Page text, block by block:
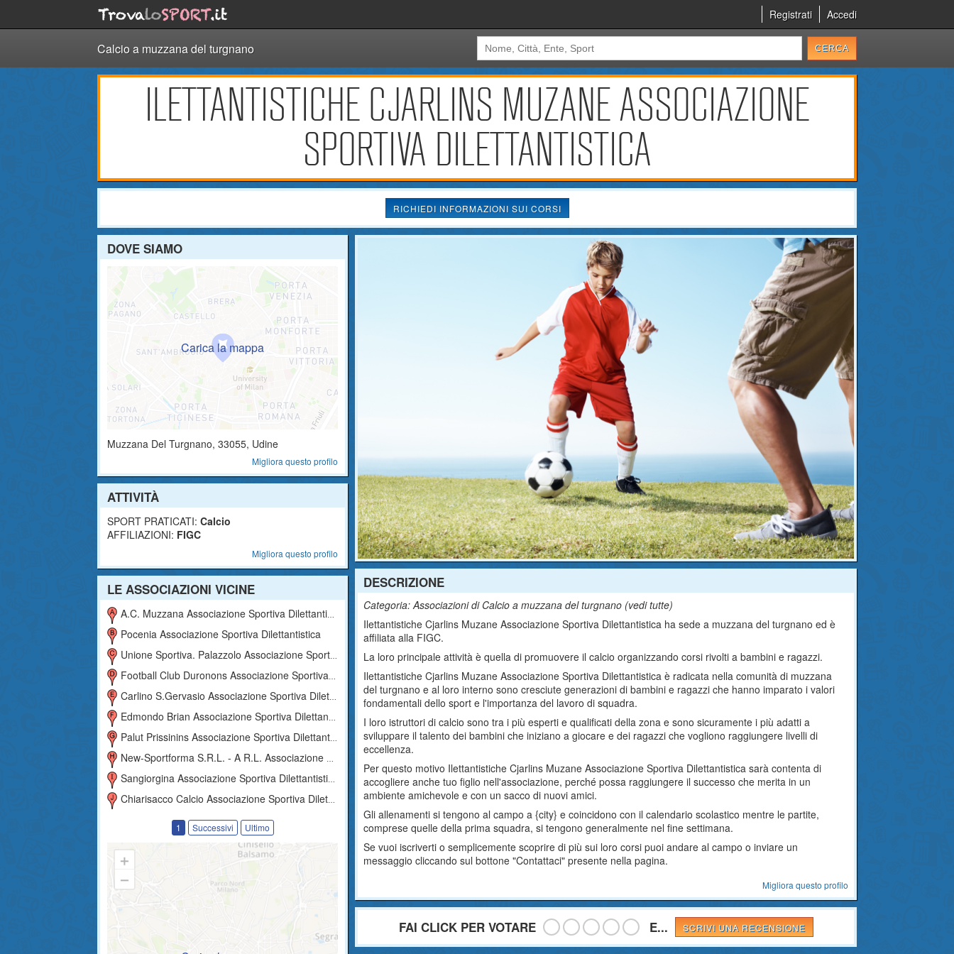
Registrati Accedi
Calcio a muzzana del turgnano
ILETTANTISTICHE CJARLINS MUZANE ASSOCIAZIONE
SPORTIVA DILETTANTISTICA
RICHIEDI INFORMAZIONI SUI CORSI
DOVE SIAMO
Muzzana Del Turgnano, 33055, Udine
Migliora questo profilo
ATTIVITÀ
SPORT PRATICATI: Calcio
AFFILIAZIONI: FIGC
Migliora questo profilo
LE ASSOCIAZIONI VICINE
A.c. Muzzana Associazione Sportiva Dilettantistica
Pocenia Associazione Sportiva Dilettantistica
Unione Sportiva. Palazzolo Associazione Sportiva Dilettantistica
Football Club Duronons Associazione Sportiva Dilettantistica
Carlino S.gervasio Associazione Sportiva Dilettantistica
Edmondo Brian Associazione Sportiva Dilettantistica
Palut Prissinins Associazione Sportiva Dilettantistica
New-Sportforma S.r.l. - A R.l. Associazione Sportiva Dilettantistica
Sangiorgina Associazione Sportiva Dilettantistica
Chiarisacco Calcio Associazione Sportiva Dilettantistica
1 Successivi Ultimo
DESCRIZIONE
Categoria: Associazioni di Calcio a muzzana del turgnano (vedi tutte)
Ilettantistiche Cjarlins Muzane Associazione Sportiva Dilettantistica ha sede a muzzana del turgnano ed è
affiliata alla FIGC.
La loro principale attività è quella di promuovere il calcio organizzando corsi rivolti a bambini e ragazzi.
Ilettantistiche Cjarlins Muzane Associazione Sportiva Dilettantistica è radicata nella comunità di muzzana
del turgnano e al loro interno sono cresciute generazioni di bambini e ragazzi che hanno imparato i valori
fondamentali dello sport e l'importanza del lavoro di squadra.
I loro istruttori di calcio sono tra i più esperti e qualificati della zona e sono sicuramente i più adatti a
sviluppare il talento dei bambini che iniziano a giocare e dei ragazzi che vogliono raggiungere livelli di
eccellenza.
Per questo motivo Ilettantistiche Cjarlins Muzane Associazione Sportiva Dilettantistica sarà contenta di
accogliere anche tuo figlio nell'associazione, perché possa raggiungere il successo che merita in un
ambiente amichevole e con un sacco di nuovi amici.
Gli allenamenti si tengono al campo a {city} e coincidono con il calendario scolastico mentre le partite,
comprese quelle della prima squadra, si tengono generalmente nel fine settimana.
Se vuoi iscriverti o semplicemente scoprire di più sui loro corsi puoi andare al campo o inviare un
messaggio cliccando sul bottone "Contattaci" presente nella pagina.
Migliora questo profilo
FAI CLICK PER VOTARE E... SCRIVI UNA RECENSIONE